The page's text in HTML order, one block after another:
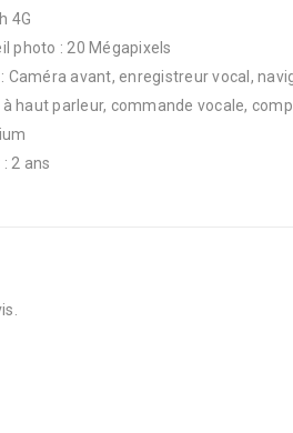
4G
photo : 20 Mégapixels
Caméra avant, enregistreur vocal,
à haut parleur, commande vocale,
2 ans